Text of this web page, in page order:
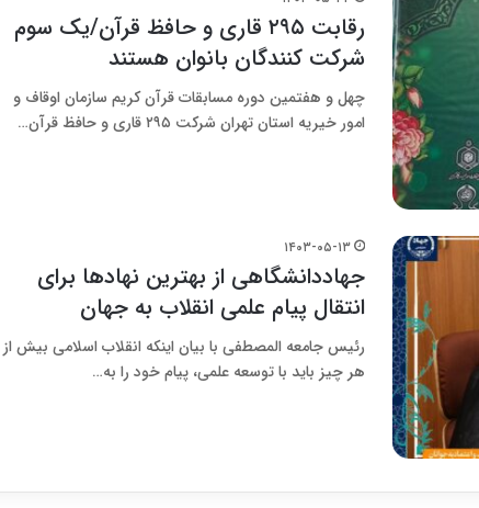
رقابت ۲۹۵ قاری و حافظ قرآن/یک سوم
شرکت کنندگان بانوان هستند
چهل و هفتمین دوره مسابقات قرآن کریم سازمان اوقاف و
امور خیریه استان تهران شرکت ۲۹۵ قاری و حافظ قرآن…
۱۴۰۳-۰۵-۱۳
جهاددانشگاهی از بهترین نهادها برای
انتقال پیام علمی انقلاب به جهان
رئیس جامعه‌ المصطفی با بیان اینکه انقلاب اسلامی بیش از
هر چیز باید با توسعه علمی، پیام خود را به…